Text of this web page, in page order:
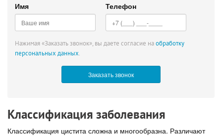
Имя
Телефон
Нажимая «Заказать звонок», вы даете согласие наобработку
персональных данных.
Классификация заболевания
Классификация цистита сложна и многообразна. Различают